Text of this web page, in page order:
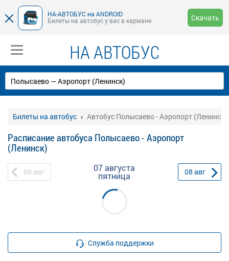
НА-АВТОБУС на ANDROID
Билеты на автобус у вас в кармане
Скачать
НА АВТОБУС
Билеты на автобус Автобус Полысаево - Аэропорт (Ленинск)
Расписание автобуса Полысаево - Аэропорт
(Ленинск)
06 авг 07 августа
пятница 08 авг
Служба поддержки